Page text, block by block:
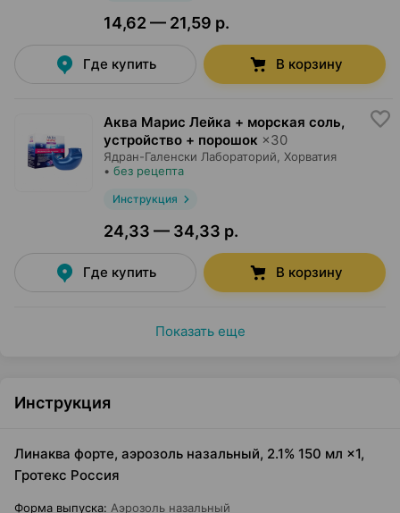
14,62 — 21,59 р.
Где купить В корзину
Аква Марис Лейка + морская соль,
устройство + порошок ×30
Ядран-Галенски Лабораторий , Хорватия
• без рецепта
Инструкция
24,33 — 34,33 р.
Где купить В корзину
Показать еще
Инструкция
Линаква форте, аэрозоль назальный, 2.1% 150 мл ×1,
Гротекс Россия
Форма выпуска: Аэрозоль назальный